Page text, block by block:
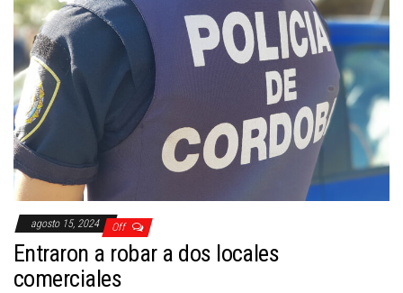
agosto 15, 2024 Off
Entraron a robar a dos locales
comerciales